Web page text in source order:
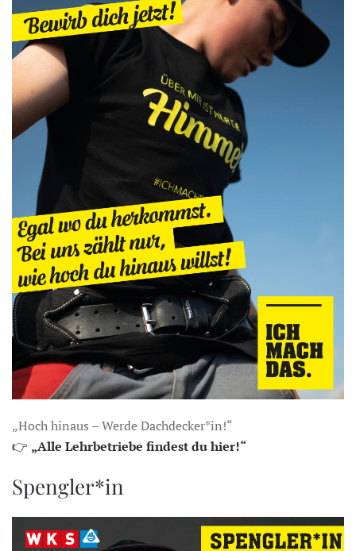
„Hoch hinaus – Werde Dachdecker*in!“
👉 „Alle Lehrbetriebe findest du hier!“
Spengler*in